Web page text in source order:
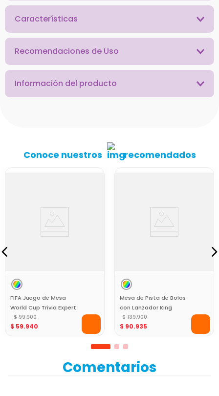
Características
Recomendaciones de Uso
Información del producto
Conoce nuestros recomendados
FIFA Juego de Mesa
World Cup Trivia Expert
Fútbol 2026
$ 99.900
$ 59.940
Mesa de Pista de Bolos
con Lanzador King
Games
$ 139.900
$ 90.935
Comentarios